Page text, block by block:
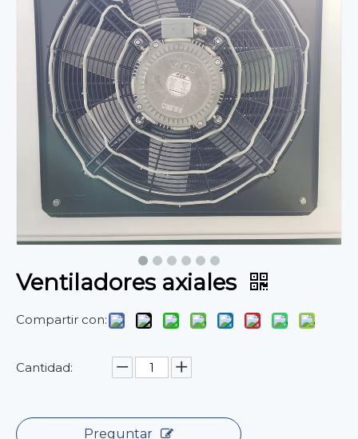
Ventiladores axiales
Compartir con:
Cantidad:
Preguntar